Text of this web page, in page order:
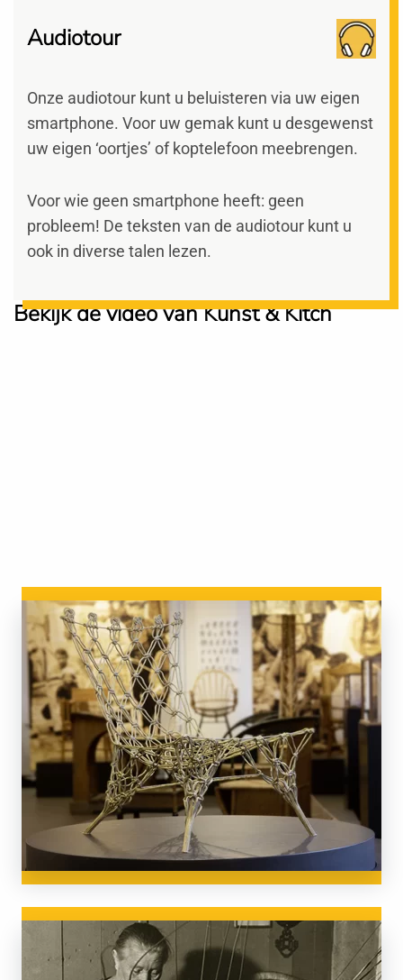
Audiotour
Onze audiotour kunt u beluisteren via uw eigen
smartphone. Voor uw gemak kunt u desgewenst
uw eigen ‘oortjes’ of koptelefoon meebrengen.
Voor wie geen smartphone heeft: geen
probleem! De teksten van de audiotour kunt u
ook in diverse talen lezen.
Bekijk de video van Kunst & Kitch